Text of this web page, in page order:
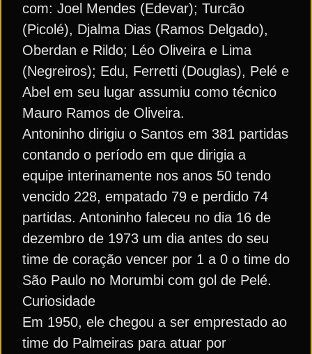
com: Joel Mendes (Edevar); Turcão
(Picolé), Djalma Dias (Ramos Delgado),
Oberdan e Rildo; Léo Oliveira e Lima
(Negreiros); Edu, Ferretti (Douglas), Pelé e
Abel em seu lugar assumiu como técnico
Mauro Ramos de Oliveira.
Antoninho dirigiu o Santos em 381 partidas
contando o período em que dirigia a
equipe interinamente nos anos 50 tendo
vencido 228, empatado 79 e perdido 74
partidas. Antoninho faleceu no dia 16 de
dezembro de 1973 um dia antes do seu
time de coração vencer por 1 a 0 o time do
São Paulo no Morumbi com gol de Pelé.
Curiosidade
Em 1950, ele chegou a ser emprestado ao
time do Palmeiras para atuar por